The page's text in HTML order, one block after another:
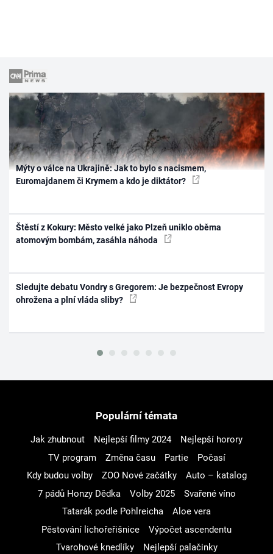
Mýty o válce na Ukrajině: Jak to bylo s nacismem,
Euromajdanem či Krymem a kdo je diktátor?
Štěstí z Kokury: Město velké jako Plzeň uniklo oběma
atomovým bombám, zasáhla náhoda
Sledujte debatu Vondry s Gregorem: Je bezpečnost Evropy
ohrožena a plní vláda sliby?
Populární témata
Jak zhubnout Nejlepší filmy 2024
Nejlepší horory
TV program
Změna času Partie
Počasí
Kdy budou volby
ZOO Nové začátky
Auto – katalog
7 pádů Honzy Dědka
Volby 2025
Svařené víno
Tatarák podle Pohlreicha
Aloe vera
Pěstování lichořeřišnice
Výpočet ascendentu
Tvarohové knedlíky
Nejlepší palačinky